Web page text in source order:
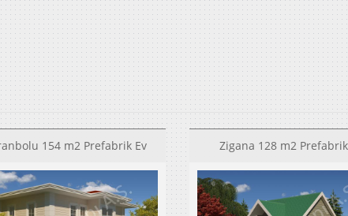
154 m2 Prefabrik Ev Zigana 128 m2